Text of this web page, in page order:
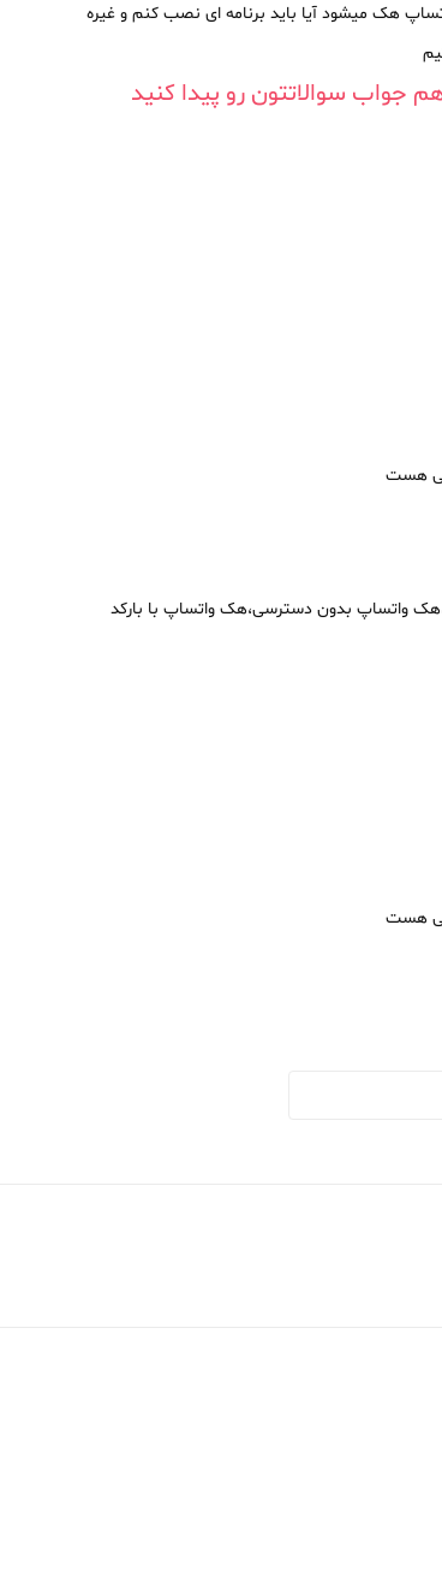
هک میشود آیا باید برنامه ای نصب کنم و غیره
جواب سوالاتتون رو پیدا کنید
واتساپ بدون دسترسی،هک واتساپ با بارکد